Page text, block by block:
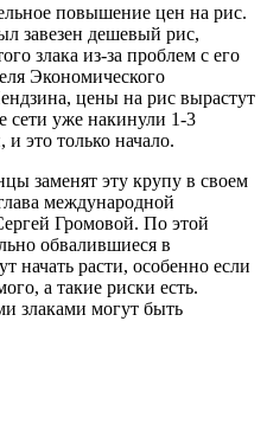
повышение цен на рис.
завезен дешевый рис,
злака из-за проблем с его
Экономического
цены на рис вырастут
сети уже накинули 1-3
это только начало.
заменят эту крупу в своем
международной
Громовой. По этой
обвалившиеся в
начать расти, особенно если
а такие риски есть.
злаками могут быть